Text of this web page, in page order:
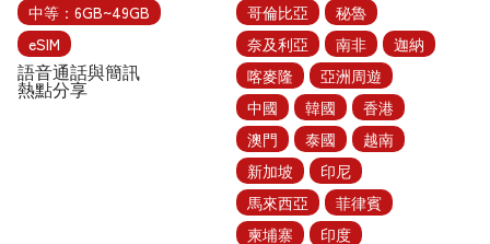
中等：6GB~49GB
eSIM
語音通話與簡訊
熱點分享
哥倫比亞
秘魯
奈及利亞
南非
迦納
喀麥隆
亞洲周遊
中國
韓國
香港
澳門
泰國
越南
新加坡
印尼
馬來西亞
菲律賓
柬埔寨
印度